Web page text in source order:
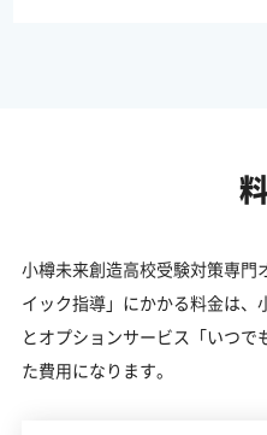
小樽未来創造高校受験対策専門
イック指導」にかかる料金は
とオプションサービス「いつ
た費用になります。